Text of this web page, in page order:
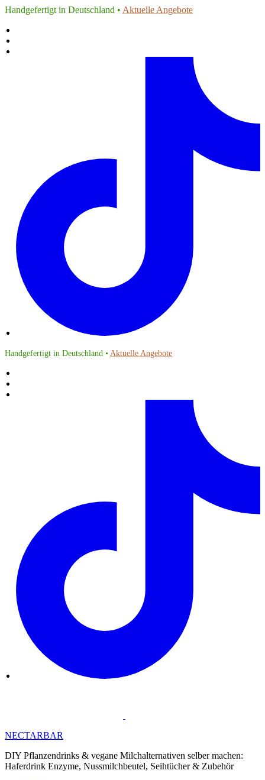
Handgefertigt in Deutschland • Aktuelle Angebote
Handgefertigt in Deutschland • Aktuelle Angebote
NECTARBAR
DIY Pflanzendrinks & vegane Milchalternativen selber machen:
Haferdrink Enzyme, Nussmilchbeutel, Seihtücher & Zubehör